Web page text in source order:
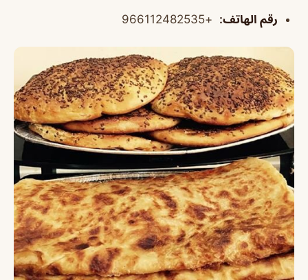
رقم الهاتف:
+966112482535